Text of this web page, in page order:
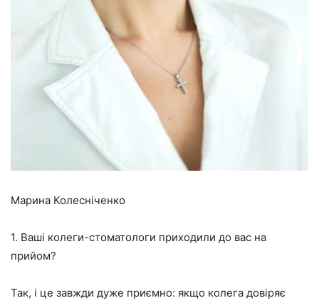
Марина Колесніченко
1. Ваші колеги-стоматологи приходили до вас на
прийом?
Так, і це завжди дуже приємно: якщо колега довіряє